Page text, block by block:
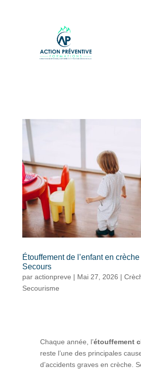
Étouffement de l’enfant en
Secours
par actionpreve | Mai 27, 2026 |
Secourisme
Chaque année, l’étouffement
reste l’une des principales
d’accidents graves en crèche.